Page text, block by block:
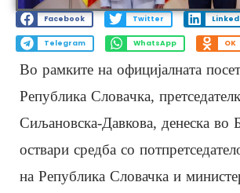
Facebook Twitter
Telegram WhatsApp OK
Во рамките на официјалната
Република Словaчка,
Сиљановска-Давкова, денеска во
оствари средба со
на Република Словачка и